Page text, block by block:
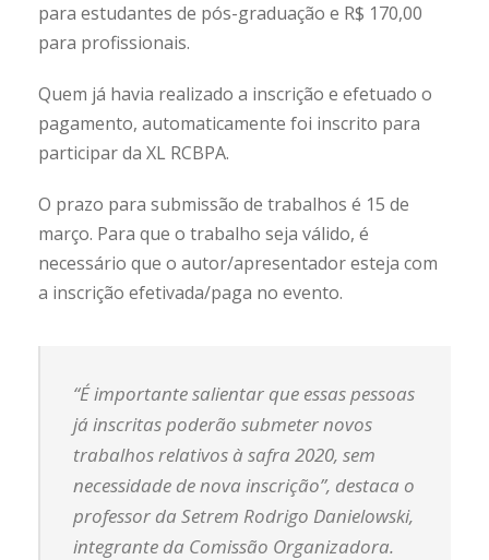
para estudantes de pós-graduação e R$ 170,00
para profissionais.
Quem já havia realizado a inscrição e efetuado o
pagamento, automaticamente foi inscrito para
participar da XL RCBPA.
O prazo para submissão de trabalhos é 15 de
março. Para que o trabalho seja válido, é
necessário que o autor/apresentador esteja com
a inscrição efetivada/paga no evento.
“É importante salientar que essas pessoas
já inscritas poderão submeter novos
trabalhos relativos à safra 2020, sem
necessidade de nova inscrição”, destaca o
professor da Setrem Rodrigo Danielowski,
integrante da Comissão Organizadora.